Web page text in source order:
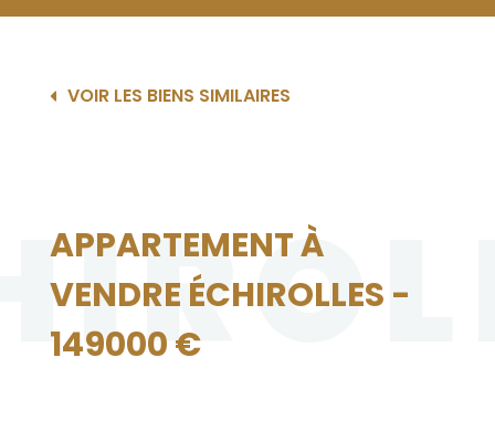
VOIR LES BIENS SIMILAIRES
APPARTEMENT À
VENDRE ÉCHIROLLES -
149000 €